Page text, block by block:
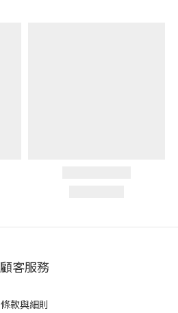
顧客服務
條款與細則